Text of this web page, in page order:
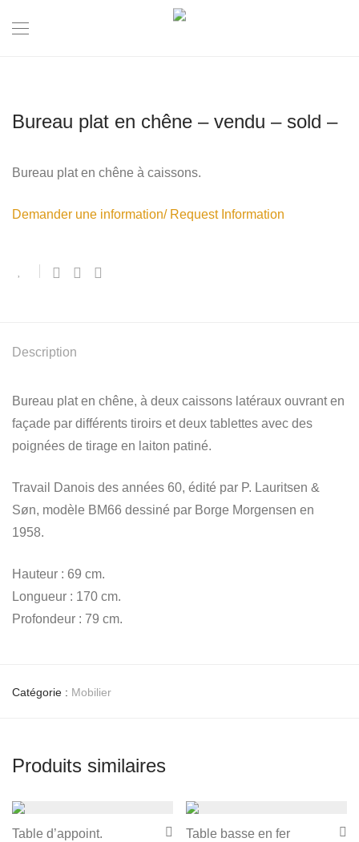
Bureau plat en chêne – vendu – sold –
Bureau plat en chêne à caissons.
Demander une information/ Request Information
Description
Bureau plat en chêne, à deux caissons latéraux ouvrant en
façade par différents tiroirs et deux tablettes avec des
poignées de tirage en laiton patiné.
Travail Danois des années 60, édité par P. Lauritsen &
Søn, modèle BM66 dessiné par Borge Morgensen en
1958.
Hauteur : 69 cm.
Longueur : 170 cm.
Profondeur : 79 cm.
Catégorie : Mobilier
Produits similaires
Table d’appoint.
Table basse en fer